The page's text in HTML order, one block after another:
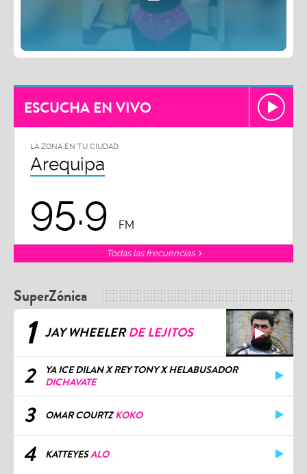
ESCUCHA EN VIVO
LA ZONA EN TU CIUDAD
Arequipa
95.9 FM
Todas las frecuencias
SuperZónica
1 JAY WHEELERDE LEJITOS
2
YA ICE DILAN X REY TONY X HELABUSADOR
DICHAVATE
3 OMAR COURTZKOKO
4 KATTEYESALO